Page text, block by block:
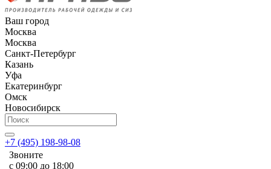
Ваш город
Москва
Москва
Санкт-Петербург
Казань
Уфа
Екатеринбург
Омск
Новосибирск
+7 (495) 198-98-08
Звоните
с 09:00 до 18:00